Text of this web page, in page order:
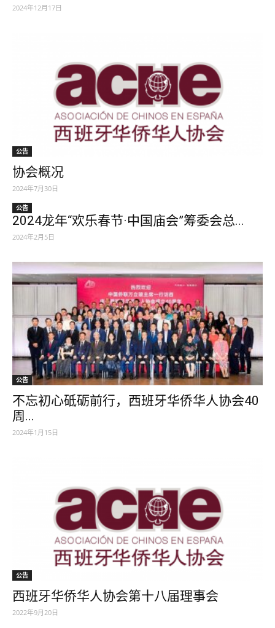
2024年12月17日
公告
协会概况
2024年7月30日
公告
2024龙年“欢乐春节·中国庙会”筹委会总...
2024年2月5日
公告
不忘初心砥砺前行，西班牙华侨华人协会40
周...
2024年1月15日
公告
西班牙华侨华人协会第十八届理事会
2022年9月20日